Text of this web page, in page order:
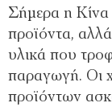
Σήµερα η Κίνα
προϊόντα,
υλικά που
παραγωγή. Οι
προϊόντων